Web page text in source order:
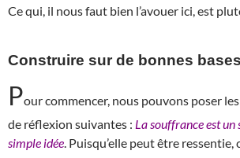
Ce qui, il nous faut bien l’avouer ici, est
Construire sur de bonnes
Pour commencer, nous pouvons poser
de réflexion suivantes : La souffrance est un
simple idée . Puisqu’elle peut être ressentie,